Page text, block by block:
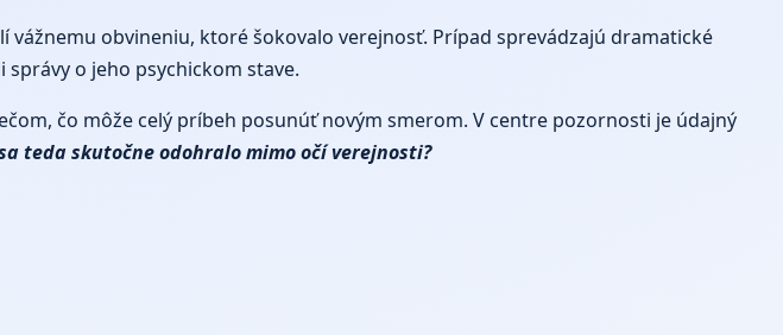
obvineniu, ktoré šokovalo verejnosť. Prípad sprevádzajú dramatické
správy o jeho psychickom stave.
čo môže celý príbeh posunúť novým smerom. V centre pozornosti je údajný
teda skutočne odohralo mimo očí verejnosti?